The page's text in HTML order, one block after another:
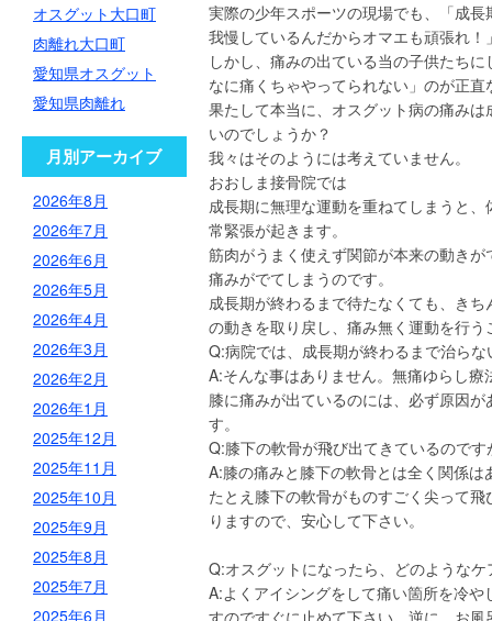
実際の少年スポーツの現場でも、「成
我慢しているんだからオマエも頑張れ
しかし、痛みの出ている当の子供たち
なに痛くちゃやってられない」のが正
果たして本当に、オスグット病の痛み
いのでしょうか？
我々はそのようには考えていません。
おおしま接骨院では
成長期に無理な運動を重ねてしまうと
常緊張が起きます。
筋肉がうまく使えず関節が本来の動き
痛みがでてしまうのです。
成長期が終わるまで待たなくても、き
の動きを取り戻し、痛み無く運動を行う
Q:病院では、成長期が終わるまで治ら
A:そんな事はありません。無痛ゆらし
膝に痛みが出ているのには、必ず原因
す。
Q:膝下の軟骨が飛び出てきているので
A:膝の痛みと膝下の軟骨とは全く関係は
たとえ膝下の軟骨がものすごく尖って
りますので、安心して下さい。
Q:オスグットになったら、どのような
A:よくアイシングをして痛い箇所を冷
すのですぐに止めて下さい。逆に、お
オスグット大口町
肉離れ大口町
愛知県オスグット
愛知県肉離れ
月別アーカイブ
2026年8月
2026年7月
2026年6月
2026年5月
2026年4月
2026年3月
2026年2月
2026年1月
2025年12月
2025年11月
2025年10月
2025年9月
2025年8月
2025年7月
2025年6月